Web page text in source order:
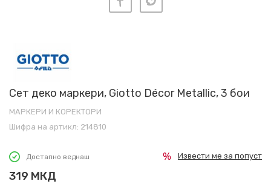
Сет деко маркери, Giotto Décor Metallic, 3 бои
МАРКЕРИ И КОРЕКТОРИ
Шифра на артикл: 214810
Достапно веднаш
319 МКД
Извести ме за попуст